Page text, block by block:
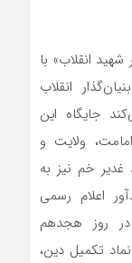
انقلاب» با
انقلاب
جایگاه این
ولایت و
غدیر خم نیز به
اعلام رسمی
روز هجدهم
تکمیل دین،